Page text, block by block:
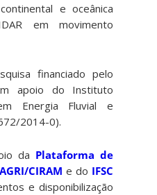
e oceânica
em movimento
financiado pelo
apoio do Instituto
Energia Fluvial e
2014-0).
da Plataforma de
CIRAM e do IFSC
e disponibilização